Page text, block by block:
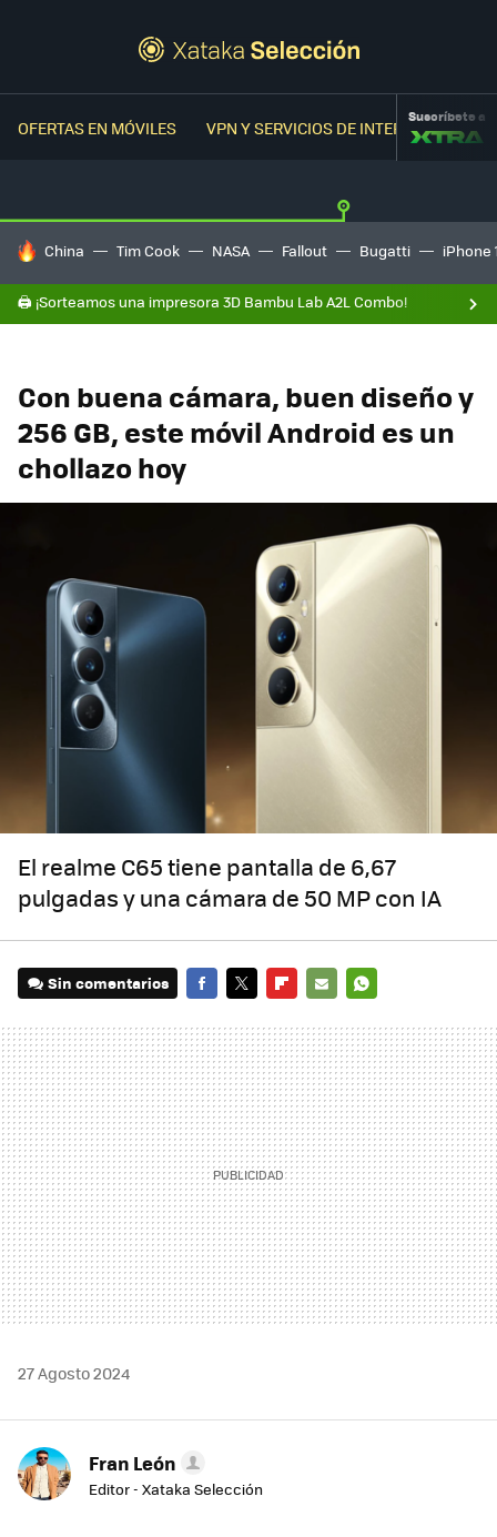
OFERTAS EN MÓVILES VPN Y SERVICIOS DE INTERNETSuscríbete a
HOY SE HABLA DE
China Tim Cook NASA Fallout Bugatti iPhone
🖨️ ¡Sorteamos una impresora 3D Bambu Lab A2L Combo!
Con buena cámara, buen diseño y
256 GB, este móvil Android es un
chollazo hoy
El realme C65 tiene pantalla de 6,67
pulgadas y una cámara de 50 MP con IA
Sin comentarios
MAIL
27 Agosto 2024
Fran León
Editor - Xataka Selección